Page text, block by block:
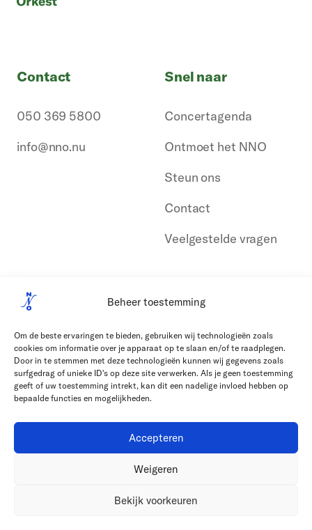
Beheer toestemming
Om de beste ervaringen te bieden, gebruiken wij technologieën zoals
cookies om informatie over je apparaat op te slaan en/of te raadplegen.
Door in te stemmen met deze technologieën kunnen wij gegevens zoals
surfgedrag of unieke ID's op deze site verwerken. Als je geen toestemming
geeft of uw toestemming intrekt, kan dit een nadelige invloed hebben op
bepaalde functies en mogelijkheden.
Accepteren
Weigeren
Bekijk voorkeuren
Contact
050 369 5800
info@nno.nu
Snel naar
Concertagenda
Ontmoet het NNO
Steun ons
Contact
Veelgestelde vragen